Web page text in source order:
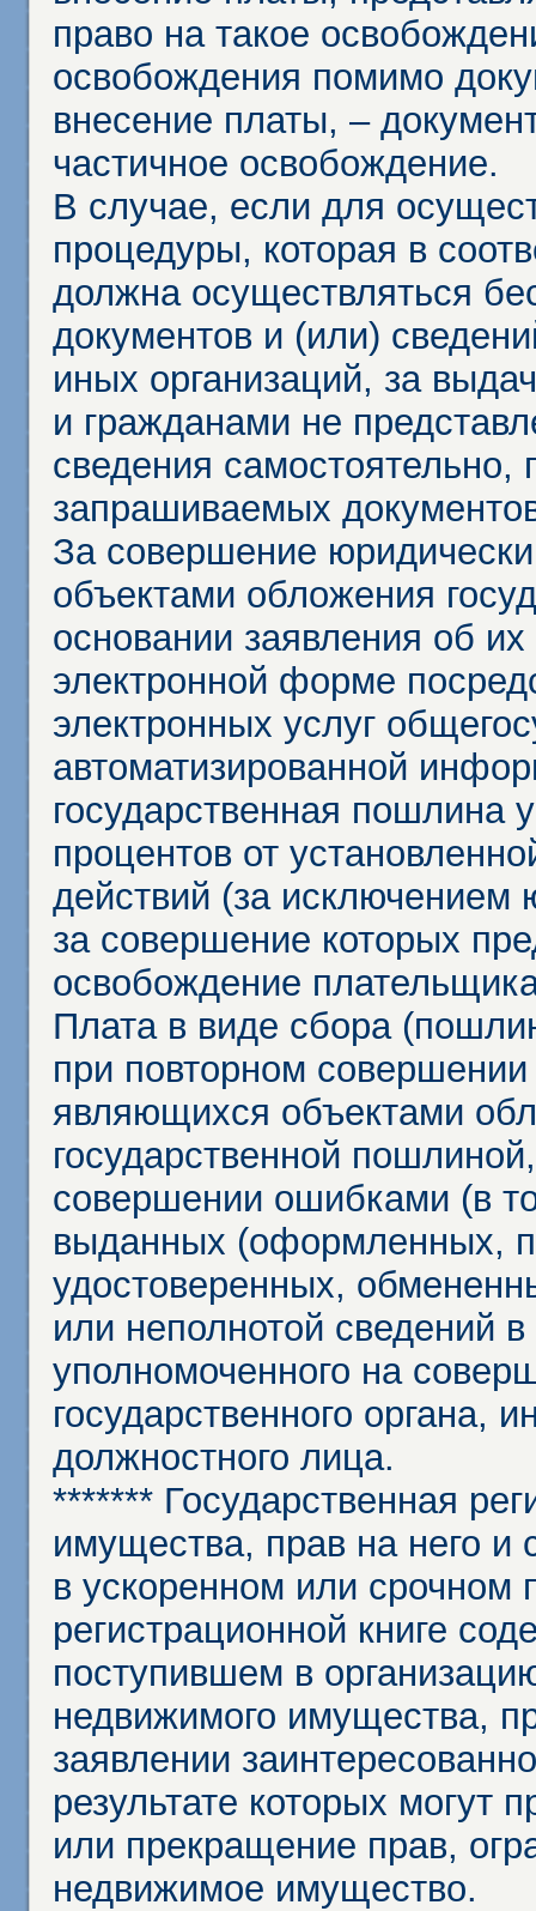
право на такое
освобождения помимо
внесение платы, –
частичное освобождение.
В случае, если для
процедуры, которая в
должна осуществляться
документов и (или)
иных организаций, за
и гражданами не
сведения
запрашиваемых
За совершение
объектами обложения
основании заявления об
электронной форме
электронных услуг
автоматизированной
государственная пошлина
процентов от
действий (за исключением
за совершение которых
освобождение
Плата в виде сбора
при повторном
являющихся объектами
государственной
совершении ошибками (в
выданных (оформленных,
удостоверенных,
или неполнотой сведений
уполномоченного на
государственного органа,
должностного лица.
******* Государственная
имущества, прав на него и
в ускоренном или срочном
регистрационной книге
поступившем в
недвижимого имущества,
заявлении
результате которых могут
или прекращение прав,
недвижимое имущество.